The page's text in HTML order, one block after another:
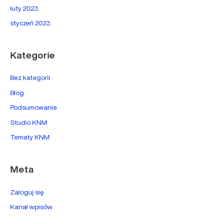
luty 2023
styczeń 2023
Kategorie
Bez kategorii
Blog
Podsumowanie
Studio KNM
Tematy KNM
Meta
Zaloguj się
Kanał wpisów